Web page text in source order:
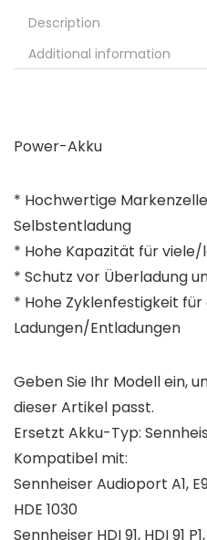
Description
Additional information
Power-Akku
* Hochwertige
Selbstentladung
* Hohe Kapazität für
* Schutz vor Überladung
* Hohe Zyklenfestigkeit
Ladungen/Entladungen
Geben Sie Ihr Modell ein,
dieser Artikel passt.
Ersetzt Akku-Typ:
Kompatibel mit:
Sennheiser Audioport A1,
HDE 1030
Sennheiser HDI 91, HDI 91